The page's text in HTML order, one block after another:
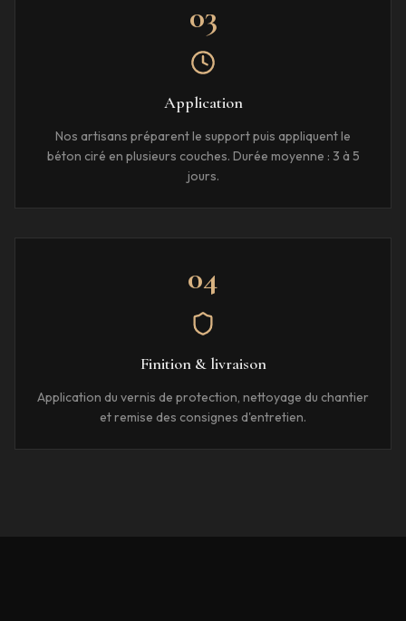
03
Application
Nos artisans préparent le support puis appliquent le
béton ciré en plusieurs couches. Durée moyenne : 3 à 5
jours.
04
Finition & livraison
Application du vernis de protection, nettoyage du chantier
et remise des consignes d'entretien.